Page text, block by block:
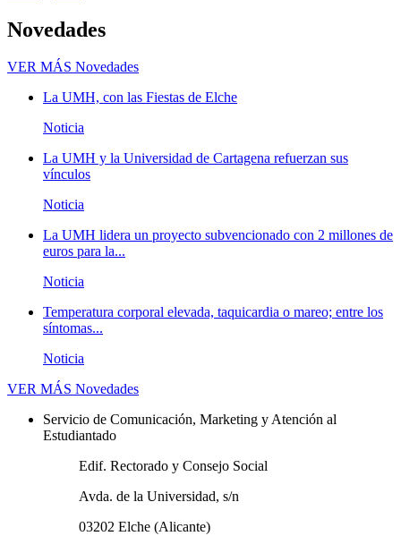
Novedades
VER MÁS Novedades
La UMH, con las Fiestas de Elche
Noticia
La UMH y la Universidad de Cartagena refuerzan sus
vínculos
Noticia
La UMH lidera un proyecto subvencionado con 2 millones de
euros para la...
Noticia
Temperatura corporal elevada, taquicardia o mareo; entre los
síntomas...
Noticia
VER MÁS Novedades
Servicio de Comunicación, Marketing y Atención al
Estudiantado
Edif. Rectorado y Consejo Social
Avda. de la Universidad, s/n
03202 Elche (Alicante)